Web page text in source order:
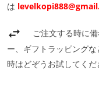
は
ご注文する時に
ー、ギフトラッピング
時はどぞうお試してくだ